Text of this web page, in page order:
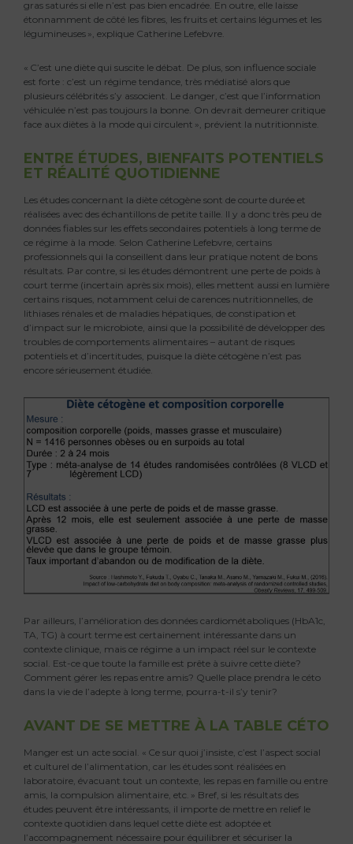
gras saturés si elle n’est pas bien encadrée. En outre, elle laisse
étonnamment de côté les fibres, les fruits et certains légumes et les
légumineuses », explique Catherine Lefebvre.
« C’est une diète qui suscite le débat. De plus, son influence sociale
est forte : c’est un régime tendance, très médiatisé alors que
plusieurs célébrités s’y associent. Le danger, c’est que l’information
véhiculée n’est pas toujours la bonne. On devrait demeurer critique
face aux diètes à la mode qui circulent », prévient la nutritionniste.
ENTRE ÉTUDES, BIENFAITS POTENTIELS
ET RÉALITÉ QUOTIDIENNE
Les études concernant la diète cétogène sont de courte durée et
réalisées avec des échantillons de petite taille. Il y a donc très peu de
données fiables sur les effets secondaires potentiels à long terme de
ce régime à la mode. Selon Catherine Lefebvre, certains
professionnels qui la conseillent dans leur pratique notent de bons
résultats. Par contre, si les études démontrent une perte de poids à
court terme (incertain après six mois), elles mettent aussi en lumière
certains risques, notamment celui de carences nutritionnelles, de
lithiases rénales et de maladies hépatiques, de constipation et
d’impact sur le microbiote, ainsi que la possibilité de développer des
troubles de comportements alimentaires – autant de risques
potentiels et d’incertitudes, puisque la diète cétogène n’est pas
encore sérieusement étudiée.
Par ailleurs, l’amélioration des données cardiométaboliques (HbA1c,
TA, TG) à court terme est certainement intéressante dans un
contexte clinique, mais ce régime a un impact réel sur le contexte
social. Est-ce que toute la famille est prête à suivre cette diète?
Comment gérer les repas entre amis? Quelle place prendra le céto
dans la vie de l’adepte à long terme, pourra-t-il s’y tenir?
AVANT DE SE METTRE À LA TABLE CÉTO
Manger est un acte social. « Ce sur quoi j’insiste, c’est l’aspect social
et culturel de l’alimentation, car les études sont réalisées en
laboratoire, évacuant tout un contexte, les repas en famille ou entre
amis, la compulsion alimentaire, etc. » Bref, si les résultats des
études peuvent être intéressants, il importe de mettre en relief le
contexte quotidien dans lequel cette diète est adoptée et
l’accompagnement nécessaire pour équilibrer et sécuriser la